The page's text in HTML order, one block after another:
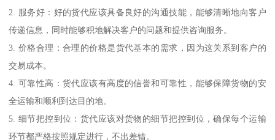
2. 服务好：好的货代应该具备良好的沟通技能，能够清晰地向客户
传递信息，同时能够积地解决客户的问题和提供咨询服务。
3. 价格合理：合理的价格是货代基本的需求，因为这关系到客户的
交易成本。
4. 可靠性高：货代应该有高度的信誉和可靠性，能够保障货物的安
全运输和顺利到达目的地。
5. 细节把控到位：货代应该对货物的细节把控到位，确保每个运输
环节都严格按照规定进行，不出差错。